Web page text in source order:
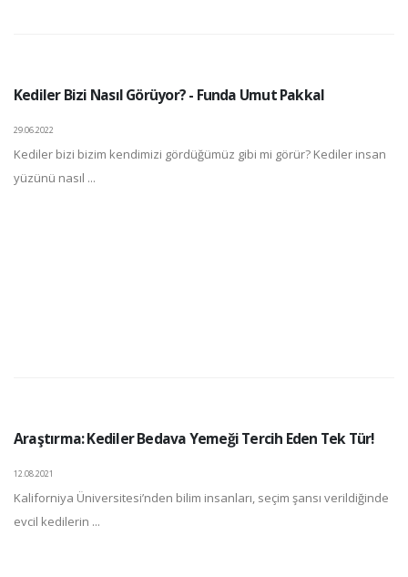
Kediler Bizi Nasıl Görüyor? - Funda Umut Pakkal
29.06.2022
Kediler bizi bizim kendimizi gördüğümüz gibi mi görür? Kediler insan
yüzünü nasıl ...
Araştırma: Kediler Bedava Yemeği Tercih Eden Tek Tür!
12.08.2021
Kaliforniya Üniversitesi’nden bilim insanları, seçim şansı verildiğinde
evcil kedilerin ...